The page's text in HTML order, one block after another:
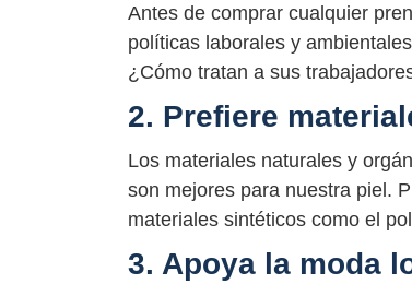
Antes de comprar cualquier
políticas laborales y
¿Cómo tratan a sus
2. Prefiere
Los materiales naturales y
son mejores para nuestra piel.
materiales sintéticos como el
3. Apoya la moda